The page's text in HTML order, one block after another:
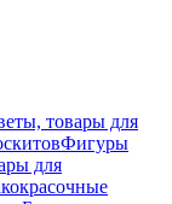
товары для
Фигуры
для